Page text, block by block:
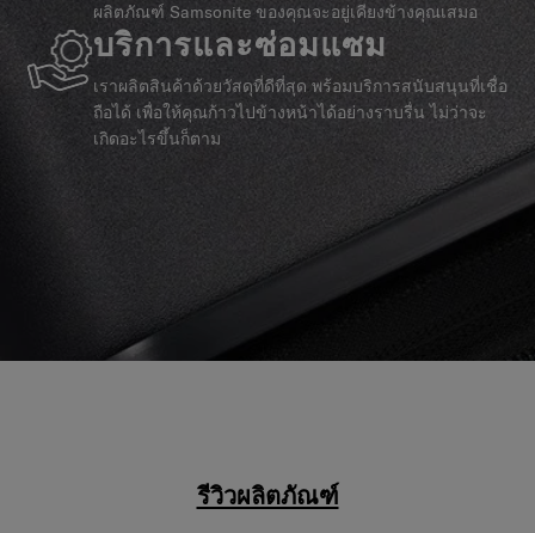
ผลิตภัณฑ์ Samsonite ของคุณจะอยู่เคียงข้างคุณเสมอ
บริการและซ่อมแซม
เราผลิตสินค้าด้วยวัสดุที่ดีที่สุด พร้อมบริการสนับสนุนที่เชื่อ
ถือได้ เพื่อให้คุณก้าวไปข้างหน้าได้อย่างราบรื่น ไม่ว่าจะ
เกิดอะไรขึ้นก็ตาม
รีวิวผลิตภัณฑ์